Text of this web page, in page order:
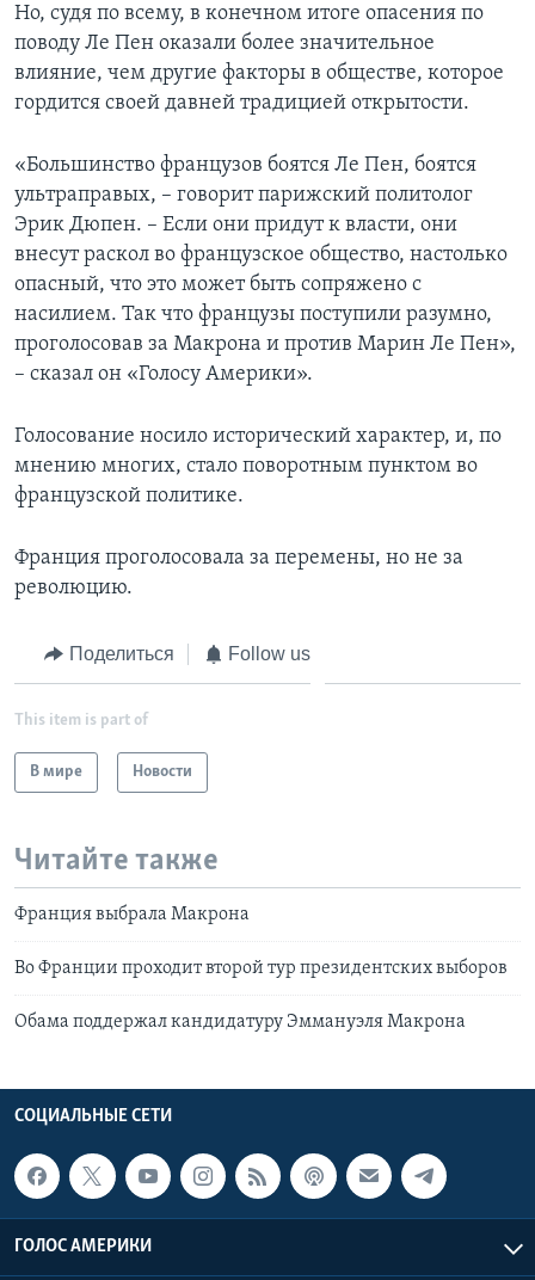
Но, судя по всему, в конечном итоге опасения по
поводу Ле Пен оказали более значительное
влияние, чем другие факторы в обществе, которое
гордится своей давней традицией открытости.
«Большинство французов боятся Ле Пен, боятся
ультраправых, – говорит парижский политолог
Эрик Дюпен. – Если они придут к власти, они
внесут раскол во французское общество, настолько
опасный, что это может быть сопряжено с
насилием. Так что французы поступили разумно,
проголосовав за Макрона и против Марин Ле Пен»,
– сказал он «Голосу Америки».
Голосование носило исторический характер, и, по
мнению многих, стало поворотным пунктом во
французской политике.
Франция проголосовала за перемены, но не за
революцию.
Поделиться Follow us
This item is part of
В мире Новости
Читайте также
Франция выбрала Макрона
Во Франции проходит второй тур президентских выборов
Обама поддержал кандидатуру Эммануэля Макрона
СОЦИАЛЬНЫЕ СЕТИ
ГОЛОС АМЕРИКИ